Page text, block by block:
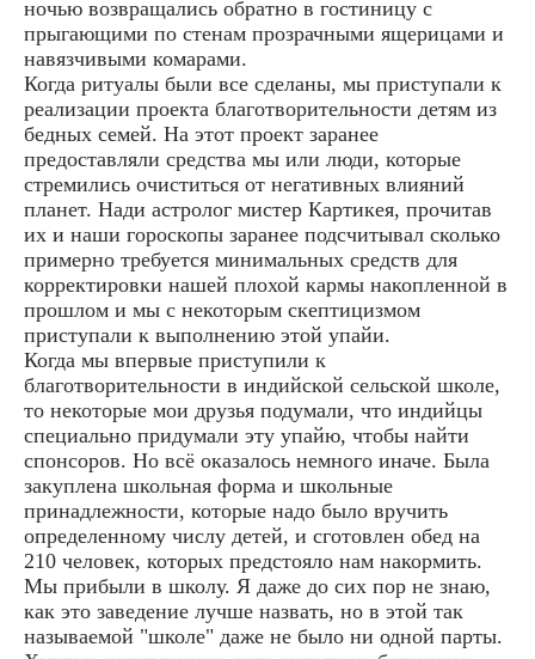
ночью возвращались обратно в гостиницу с
прыгающими по стенам прозрачными ящерицами и
навязчивыми комарами.
Когда ритуалы были все сделаны, мы приступали к
реализации проекта благотворительности детям из
бедных семей. На этот проект заранее
предоставляли средства мы или люди, которые
стремились очиститься от негативных влияний
планет. Нади астролог мистер Картикея, прочитав
их и наши гороскопы заранее подсчитывал сколько
примерно требуется минимальных средств для
корректировки нашей плохой кармы накопленной в
прошлом и мы с некоторым скептицизмом
приступали к выполнению этой упайи.
Когда мы впервые приступили к
благотворительности в индийской сельской школе,
то некоторые мои друзья подумали, что индийцы
специально придумали эту упайю, чтобы найти
спонсоров. Но всё оказалось немного иначе. Была
закуплена школьная форма и школьные
принадлежности, которые надо было вручить
определенному числу детей, и сготовлен обед на
210 человек, которых предстояло нам накормить.
Мы прибыли в школу. Я даже до сих пор не знаю,
как это заведение лучше назвать, но в этой так
называемой "школе" даже не было ни одной парты.